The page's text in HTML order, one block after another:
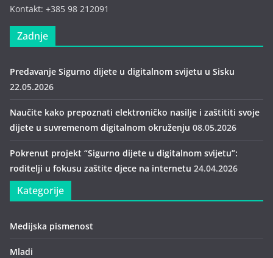
Kontakt: +385 98 212091
Zadnje
Predavanje Sigurno dijete u digitalnom svijetu u Sisku
22.05.2026
Naučite kako prepoznati elektroničko nasilje i zaštititi svoje
dijete u suvremenom digitalnom okruženju 08.05.2026
Pokrenut projekt “Sigurno dijete u digitalnom svijetu”:
roditelji u fokusu zaštite djece na internetu 24.04.2026
Kategorije
Medijska pismenost
Mladi